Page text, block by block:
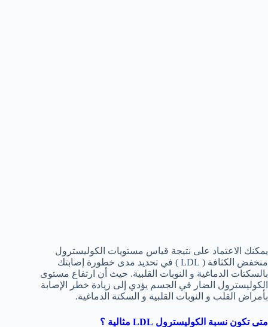
يمكنك الاعتماد على نتيجة قياس مستويات الكوليسترول
منخفض الكثافة ( LDL ) في تحديد مدى خطورة إصابتك
بالسكتات الدماغية و النوبات القلبية. حيث أن ارتفاع مستوى
الكوليسترول الضار في الجسم يؤدي إلى زيادة خطر الإصابة
بأمراض القلب و النوبات القلبية و السكتة الدماغية.
متى تكون نسبة الكوليسترول LDL مثالية ؟